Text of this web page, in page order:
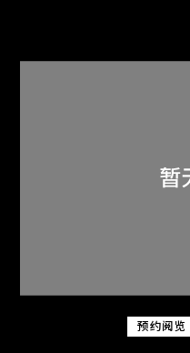
预约阅览
关于M+藏品
探索世界顶级的